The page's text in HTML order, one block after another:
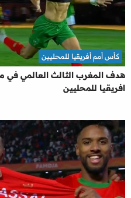
هدف المغرب الثالث العالمي
افريقيا للمحليين
كأس أمم أفريقيا للمحليين